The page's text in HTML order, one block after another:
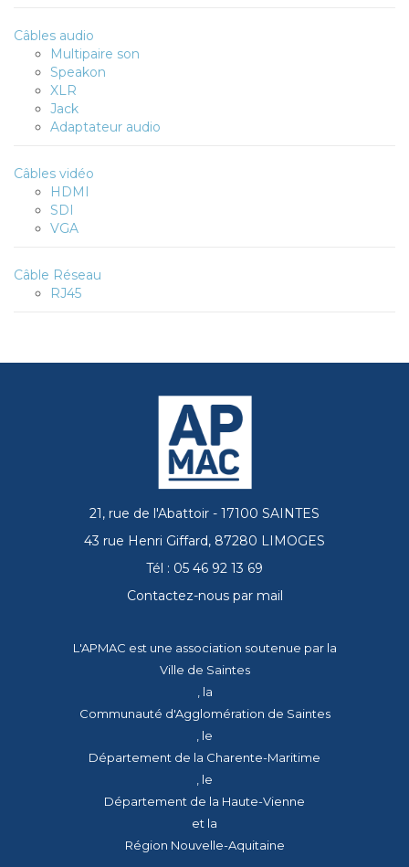
Câbles audio
Multipaire son
Speakon
XLR
Jack
Adaptateur audio
Câbles vidéo
HDMI
SDI
VGA
Câble Réseau
RJ45
21, rue de l'Abattoir - 17100 SAINTES
43 rue Henri Giffard, 87280 LIMOGES
Tél : 05 46 92 13 69
Contactez-nous par mail
L'APMAC est une association soutenue par la
Ville de Saintes
, la
Communauté d'Agglomération de Saintes
, le
Département de la Charente-Maritime
, le
Département de la Haute-Vienne
et la
Région Nouvelle-Aquitaine